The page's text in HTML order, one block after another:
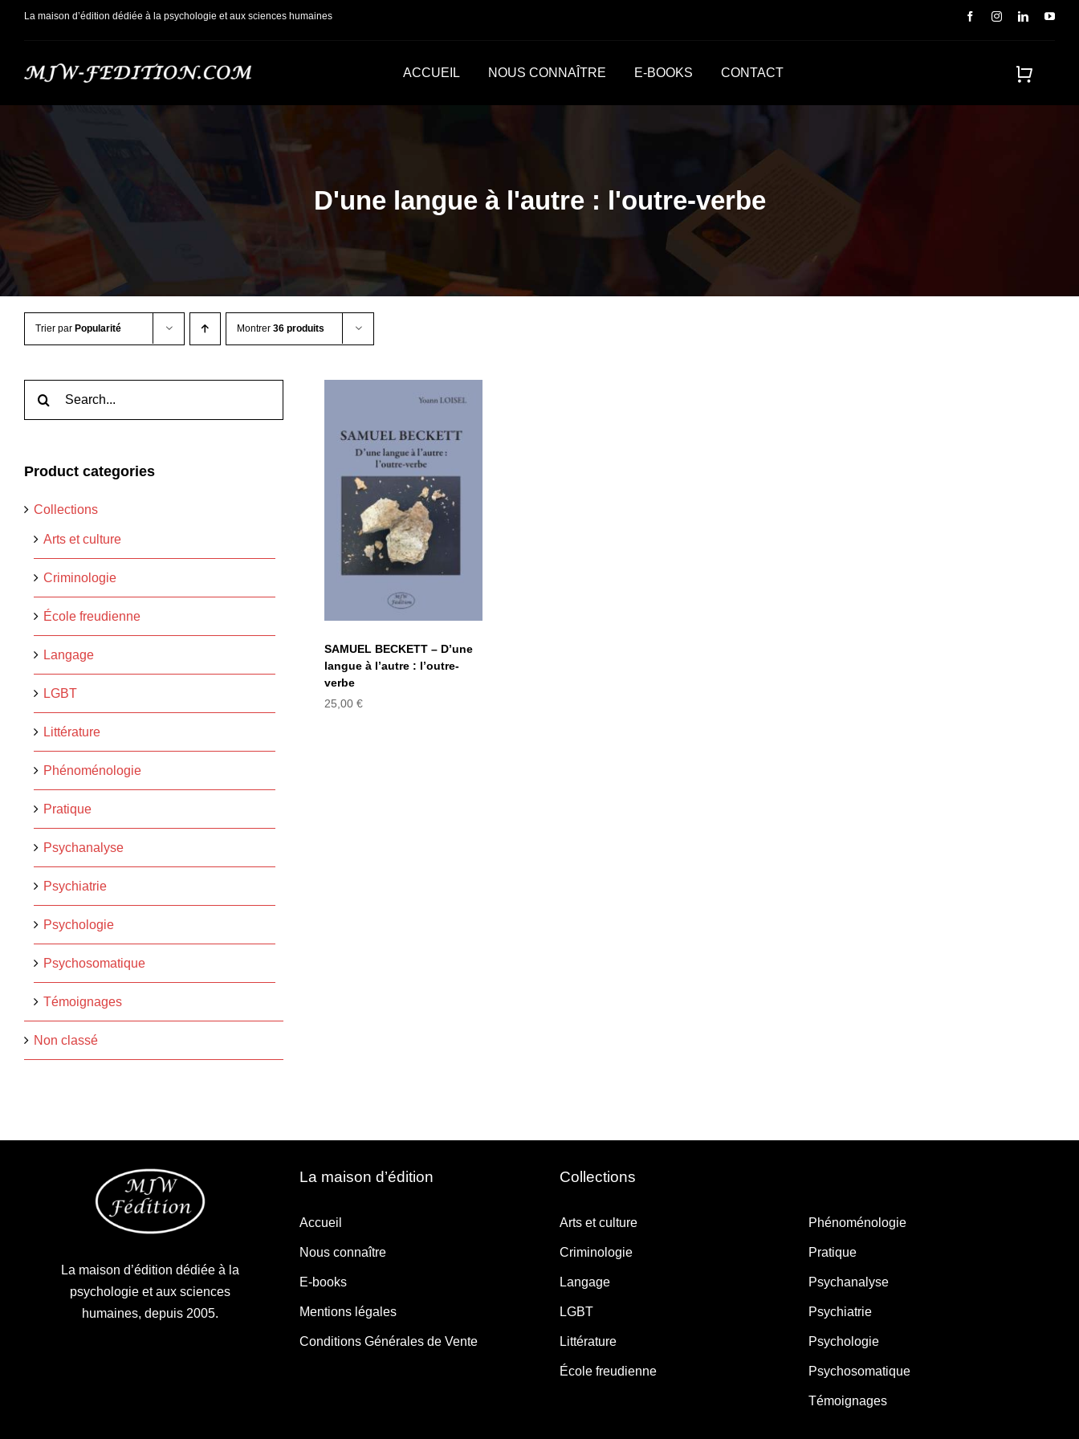
PasserLa maison d’édition dédiée à la psychologie et aux sciences humaines
ACCUEIL NOUS CONNAÎTRE E-BOOKS CONTACT
D'une langue à l'autre : l'outre-verbe
Trier par Popularité Montrer 36 produits
Product categories
Collections
Arts et culture
Criminologie
École freudienne
Langage
LGBT
Littérature
Phénoménologie
Pratique
Psychanalyse
Psychiatrie
Psychologie
Psychosomatique
Témoignages
Non classé
SAMUEL
BECKETT – D’une
langue à l’autre :
l’outre-verbe
SAMUEL BECKETT – D’une
langue à l’autre : l’outre-
verbe
25,00 €
La maison d’édition dédiée à la
psychologie et aux sciences
humaines, depuis 2005.
La maison d’édition
Accueil
Nous connaître
E-books
Mentions légales
Conditions Générales de Vente
Collections
Arts et culture
Criminologie
Langage
LGBT
Littérature
École freudienne
Phénoménologie
Pratique
Psychanalyse
Psychiatrie
Psychologie
Psychosomatique
Témoignages